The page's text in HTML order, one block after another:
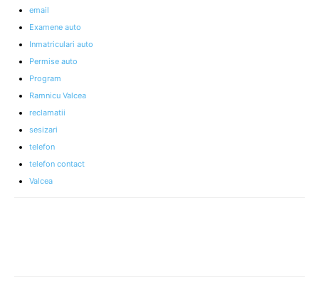
email
Examene auto
Inmatriculari auto
Permise auto
Program
Ramnicu Valcea
reclamatii
sesizari
telefon
telefon contact
Valcea